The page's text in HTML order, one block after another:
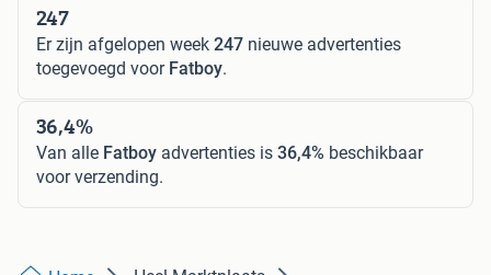
247
Er zijn afgelopen week 247 nieuwe advertenties
toegevoegd voor Fatboy.
36,4%
Van alle Fatboy advertenties is 36,4% beschikbaar
voor verzending.